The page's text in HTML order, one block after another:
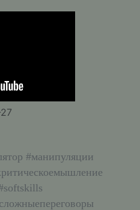
#манипуляции